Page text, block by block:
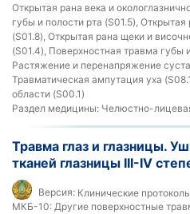
Открытая рана века и
губы и полости рта (S01.5),
(S01.8), Открытая рана щеки и
(S01.4), Поверхностная травма губы
Растяжение и перенапряжение
Травматическая ампутация уха
области (S00.1)
Раздел медицины: Челюстно-
Травма глаз и глазницы.
тканей глазницы III-IV
Версия: Клинические
МКБ-10: Другие поверхностные